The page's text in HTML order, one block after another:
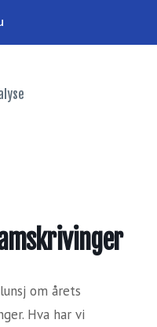
om årets
Hva har vi